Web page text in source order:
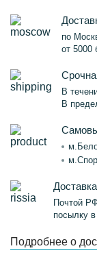
по
от 5000
В
В
Почтой
посылку
Подробнее о